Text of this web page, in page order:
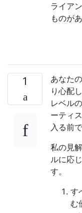
ライア
ものが
1
あなた
り心配
レベル
ーティ
入る前
私の見
ルに応
す。
す
む